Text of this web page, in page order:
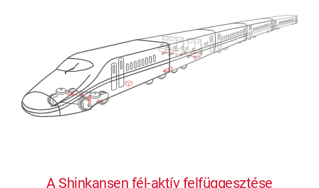
A Shinkansen fél-aktív felfüggesztése